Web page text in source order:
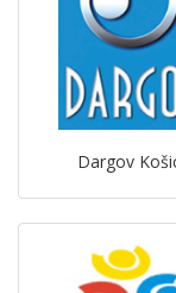
Dargov